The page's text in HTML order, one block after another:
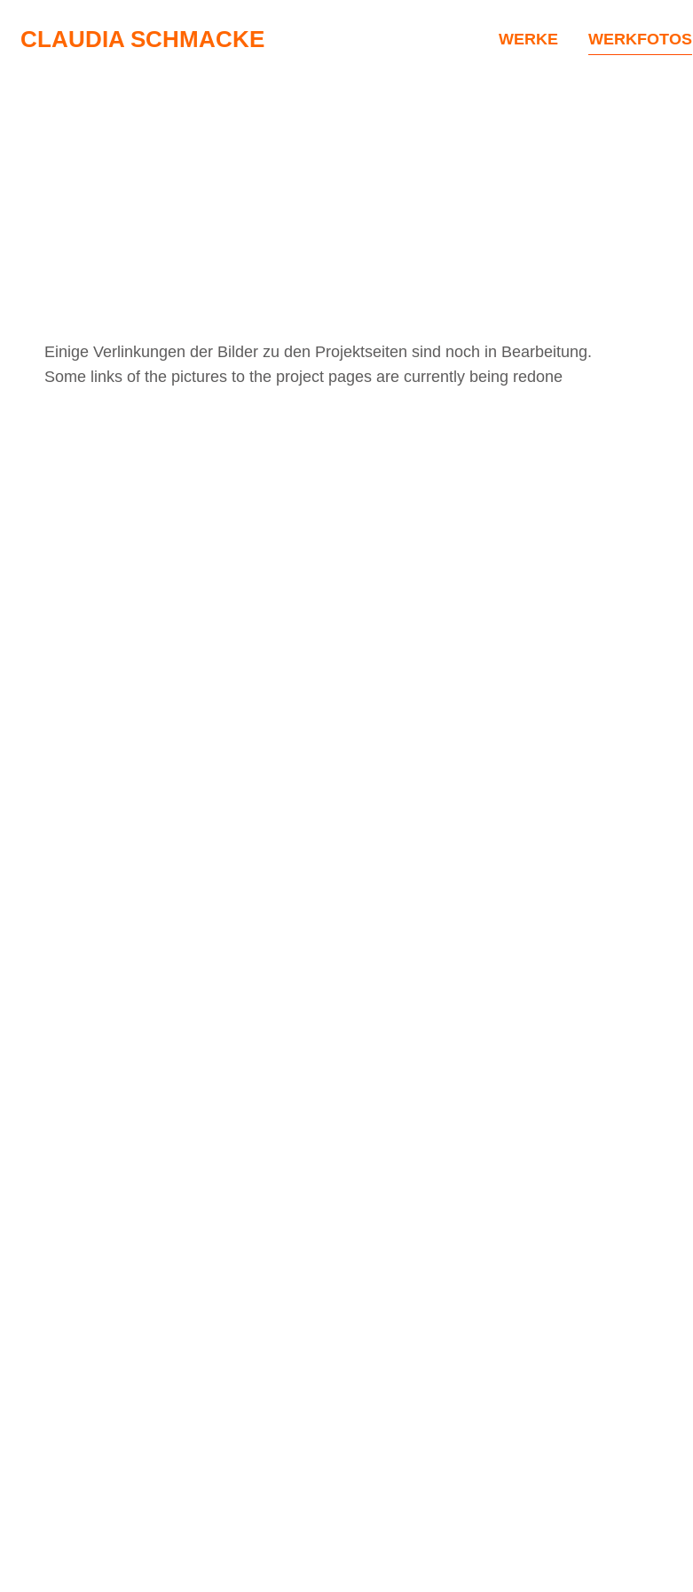
CLAUDIA SCHMACKE WERKE WERKFOTOS
Einige Verlinkungen der Bilder zu den Projektseiten sind noch in Bearbeitung.
Some links of the pictures to the project pages are currently being redone